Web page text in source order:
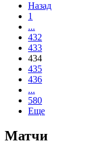
Назад
1
...
432
433
434
435
436
...
580
Еще
Матчи